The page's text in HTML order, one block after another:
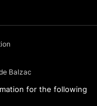
for the following
Balzac